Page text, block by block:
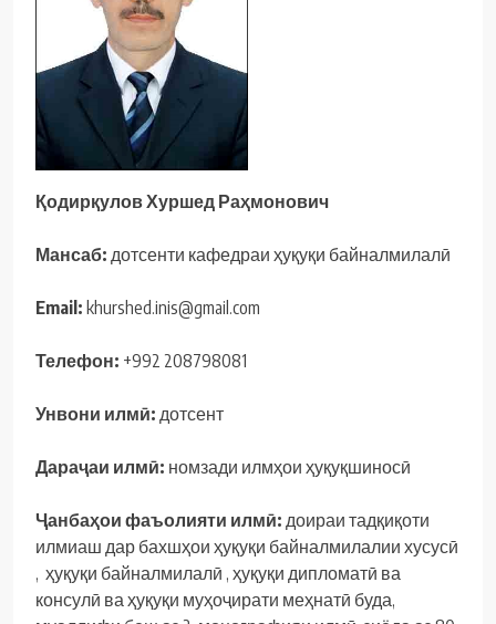
ҚодирқуловХуршед Раҳмонович
Мансаб: дотсенти кафедраи ҳуқуқи байналмилалӣ
Email: khurshed.inis@gmail.com
Телефон: +992 208798081
Унвони илмӣ: дотсент
Дараҷаи илмӣ: номзади илмҳои ҳуқуқшиносӣ
Ҷанбаҳои фаъолияти илмӣ: доираи тадқиқоти
илмиаш дар бахшҳои ҳуқуқи байналмилалии хусусӣ
, ҳуқуқи байналмилалӣ , ҳуқуқи дипломатӣ ва
консулӣ ва ҳуқуқи муҳоҷирати меҳнатӣ буда,